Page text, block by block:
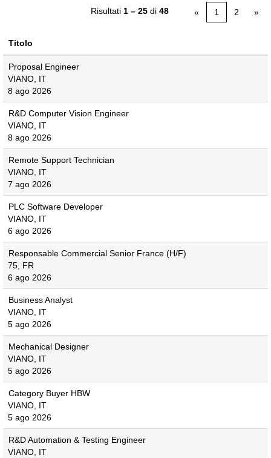
Risultati 1 – 25 di 48 « 1 2 »
Titolo
Proposal Engineer
VIANO, IT
8 ago 2026
R&D Computer Vision Engineer
VIANO, IT
8 ago 2026
Remote Support Technician
VIANO, IT
7 ago 2026
PLC Software Developer
VIANO, IT
6 ago 2026
Responsable Commercial Senior France (H/F)
75, FR
6 ago 2026
Business Analyst
VIANO, IT
5 ago 2026
Mechanical Designer
VIANO, IT
5 ago 2026
Category Buyer HBW
VIANO, IT
5 ago 2026
R&D Automation & Testing Engineer
VIANO, IT